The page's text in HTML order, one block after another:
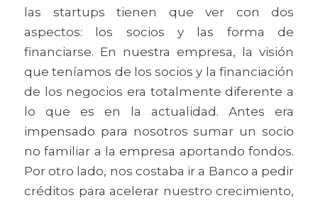
las startups tienen que ver con dos
aspectos: los socios y las forma de
financiarse. En nuestra empresa, la visión
que teníamos de los socios y la financiación
de los negocios era totalmente diferente a
lo que es en la actualidad. Antes era
impensado para nosotros sumar un socio
no familiar a la empresa aportando fondos.
Por otro lado, nos costaba ir a Banco a pedir
créditos para acelerar nuestro crecimiento,